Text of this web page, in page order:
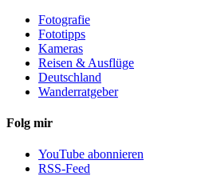
Fotografie
Fototipps
Kameras
Reisen & Ausflüge
Deutschland
Wanderratgeber
Folg mir
YouTube abonnieren
RSS-Feed